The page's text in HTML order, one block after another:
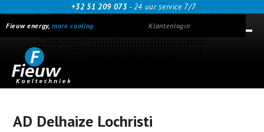
to
content
Fieuw energy,more cooling
+32 51 209 073- 24 uur service 7/7
Klantenlogin
AD Delhaize Lochristi